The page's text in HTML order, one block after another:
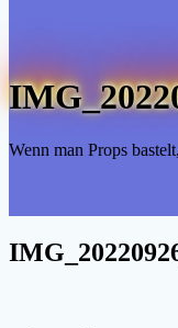
Wenn man Props